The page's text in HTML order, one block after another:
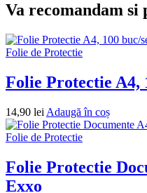
Va recomandam si
Folie de Protectie
Folie Protectie A4,
14,90 lei Adaugă în coș
Folie de Protectie
Folie Protectie
Exxo